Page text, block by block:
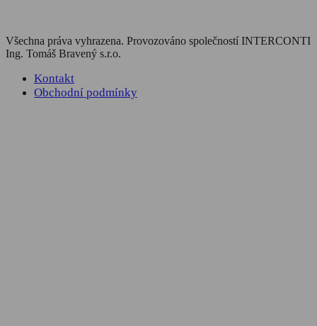
Všechna práva vyhrazena. Provozováno společností INTERCONTI
Ing. Tomáš Bravený s.r.o.
Kontakt
Obchodní podmínky